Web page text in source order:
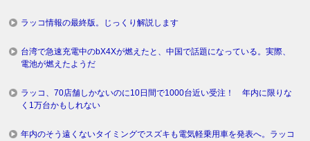
ラッコ情報の最終版。じっくり解説します
台湾で急速充電中のbX4Xが燃えたと、中国で話題になっている。実際、
電池が燃えたようだ
ラッコ、70店舗しかないのに10日間で1000台近い受注！ 年内に限りな
く1万台かもしれない
年内のそう遠くないタイミングでスズキも電気軽乗用車を発表へ。ラッコ